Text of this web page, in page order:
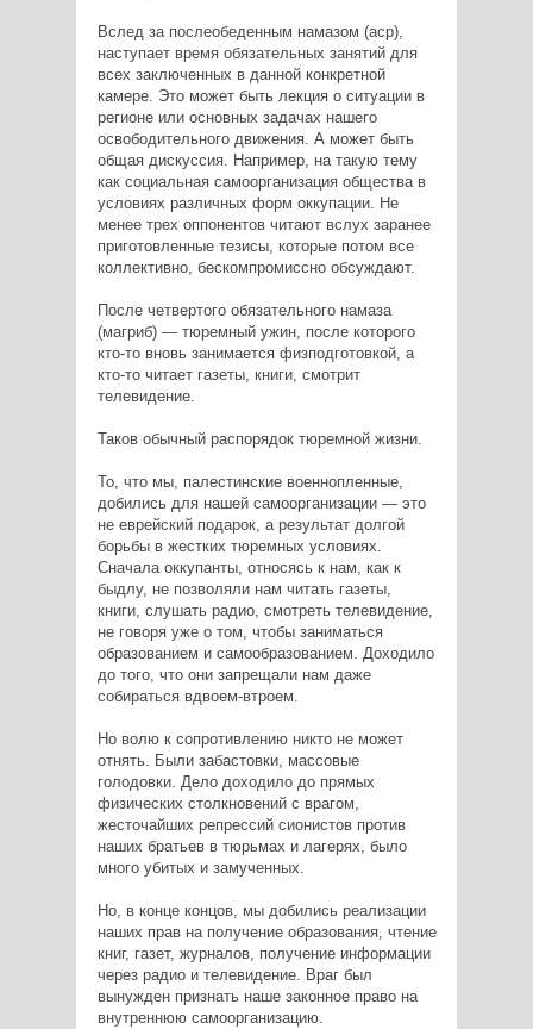
Вслед за послеобеденным намазом (аср),
наступает время обязательных занятий для
всех заключенных в данной конкретной
камере. Это может быть лекция о ситуации в
регионе или основных задачах нашего
освободительного движения. А может быть
общая дискуссия. Например, на такую тему
как социальная самоорганизация общества в
условиях различных форм оккупации. Не
менее трех оппонентов читают вслух заранее
приготовленные тезисы, которые потом все
коллективно, бескомпромиссно обсуждают.
После четвертого обязательного намаза
(магриб) — тюремный ужин, после которого
кто-то вновь занимается физподготовкой, а
кто-то читает газеты, книги, смотрит
телевидение.
Таков обычный распорядок тюремной жизни.
То, что мы, палестинские военнопленные,
добились для нашей самоорганизации — это
не еврейский подарок, а результат долгой
борьбы в жестких тюремных условиях.
Сначала оккупанты, относясь к нам, как к
быдлу, не позволяли нам читать газеты,
книги, слушать радио, смотреть телевидение,
не говоря уже о том, чтобы заниматься
образованием и самообразованием. Доходило
до того, что они запрещали нам даже
собираться вдвоем-втроем.
Но волю к сопротивлению никто не может
отнять. Были забастовки, массовые
голодовки. Дело доходило до прямых
физических столкновений с врагом,
жесточайших репрессий сионистов против
наших братьев в тюрьмах и лагерях, было
много убитых и замученных.
Но, в конце концов, мы добились реализации
наших прав на получение образования, чтение
книг, газет, журналов, получение информации
через радио и телевидение. Враг был
вынужден признать наше законное право на
внутреннюю самоорганизацию.